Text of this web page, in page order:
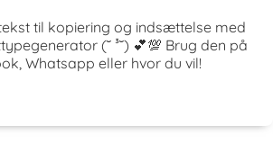
til kopiering og indsættelse med
(˘ ³˘) 💕💯 Brug den på
Whatsapp eller hvor du vil!